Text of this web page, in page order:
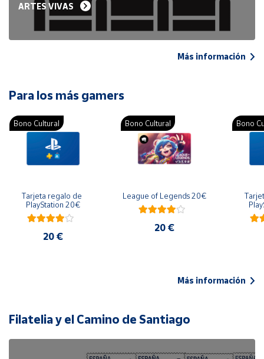
ARTES VIVAS
Más información
Para los más gamers
Bono Cultural
Tarjeta regalo de
PlayStation 20€
20 €
Bono Cultural
League of Legends 20€
20 €
Bono
Más información
Filatelia y el Camino de Santiago